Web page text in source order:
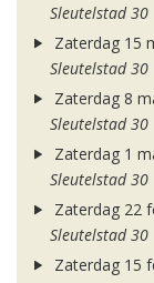
Sleutelstad 30
Zaterdag 15
Sleutelstad 30
Zaterdag 8
Sleutelstad 30
Zaterdag 1
Sleutelstad 30
Zaterdag 22
Sleutelstad 30
Zaterdag 15